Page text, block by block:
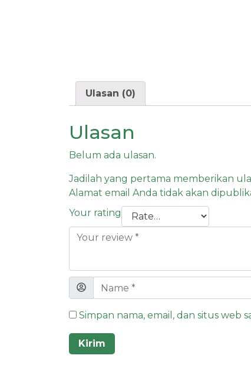
Ulasan (0)
Ulasan
Belum ada ulasan.
Jadilah yang pertama memberikan
Alamat email Anda tidak akan
Your rating
Simpan nama, email, dan situs web